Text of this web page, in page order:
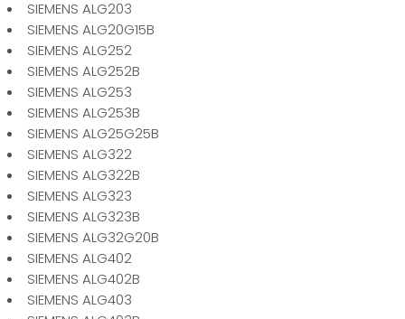
SIEMENS ALG203
SIEMENS ALG20G15B
SIEMENS ALG252
SIEMENS ALG252B
SIEMENS ALG253
SIEMENS ALG253B
SIEMENS ALG25G25B
SIEMENS ALG322
SIEMENS ALG322B
SIEMENS ALG323
SIEMENS ALG323B
SIEMENS ALG32G20B
SIEMENS ALG402
SIEMENS ALG402B
SIEMENS ALG403